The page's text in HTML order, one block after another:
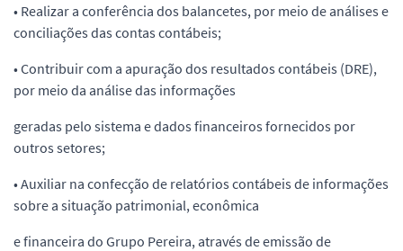
• Realizar a conferência dos balancetes, por meio de análises e
conciliações das contas contábeis;
• Contribuir com a apuração dos resultados contábeis (DRE),
por meio da análise das informações
geradas pelo sistema e dados financeiros fornecidos por
outros setores;
• Auxiliar na confecção de relatórios contábeis de informações
sobre a situação patrimonial, econômica
e financeira do Grupo Pereira, através de emissão de